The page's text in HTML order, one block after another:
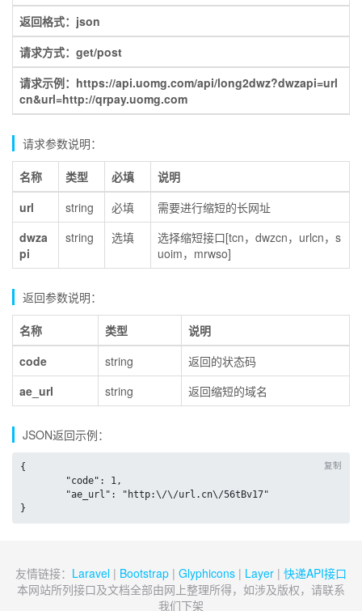
返回格式：json
请求方式：get/post
请求示例：https://api.uomg.com/api/long2dwz?dwzapi=url
cn&url=http://qrpay.uomg.com
请求参数说明：
名称 类型 必填
说明
url
string 必填
需要进行缩短的长网址
dwza
pi
string 选填
选择缩短接口[tcn，dwzcn，urlcn，s
uoim，mrwso]
返回参数说明：
名称 类型
说明
code
string
返回的状态码
ae_url
string 返回缩短的域名
JSON返回示例：
复制
{
}
友情链接： Laravel | Bootstrap | Glyphicons | Layer | 快递API接口
本网站所列接口及文档全部由网上整理所得，如涉及版权，请联系
我们下架